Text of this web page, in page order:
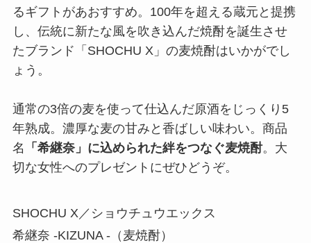
るギフトがあおすすめ。100年を超える蔵元と提携
し、伝統に新たな風を吹き込んだ焼酎を誕生させ
たブランド「SHOCHU X」の麦焼酎はいかがでし
ょう。
通常の3倍の麦を使って仕込んだ原酒をじっくり5
年熟成。濃厚な麦の甘みと香ばしい味わい。商品
名
「希継奈」に込められた絆をつなぐ麦焼酎。大
切な女性へのプレゼントにぜひどうぞ。
SHOCHU X／ショウチュウエックス
希継奈 -KIZUNA -（麦焼酎）